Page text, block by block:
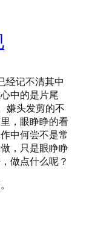
经记不清其中
中的是片尾
嫌头发剪的不
，眼睁睁的看
中何尝不是常
，只是眼睁睁
做点什么呢？